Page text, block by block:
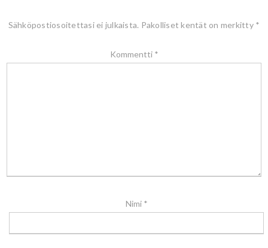
Sähköpostiosoitettasi ei julkaista. Pakolliset kentät on merkitty *
Kommentti *
Nimi *